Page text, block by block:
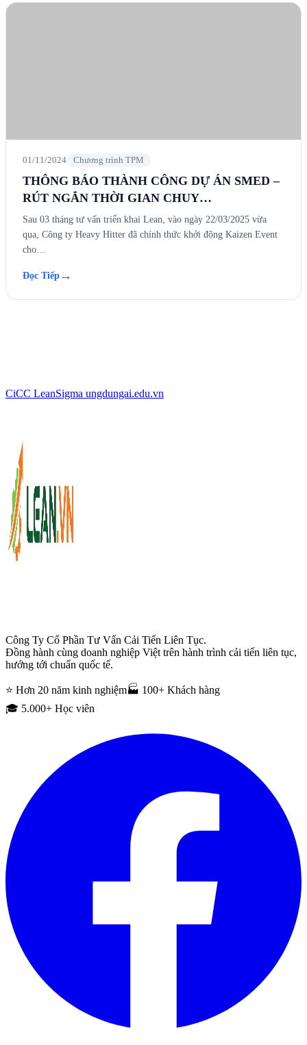
01/11/2024 Chương trình TPM
THÔNG BÁO THÀNH CÔNG DỰ ÁN SMED –
RÚT NGẮN THỜI GIAN CHUY…
Sau 03 tháng tư vấn triển khai Lean, vào ngày 22/03/2025 vừa
qua, Công ty Heavy Hitter đã chính thức khởi động Kaizen Event
cho…
Đọc Tiếp →
CiCC LeanSigma ungdungai.edu.vn
Công Ty Cổ Phần Tư Vấn Cải Tiến Liên Tục.
Đồng hành cùng doanh nghiệp Việt trên hành trình cải tiến liên tục,
hướng tới chuẩn quốc tế.
⭐ Hơn 20 năm kinh nghiệm🏭 100+ Khách hàng
🎓 5.000+ Học viên